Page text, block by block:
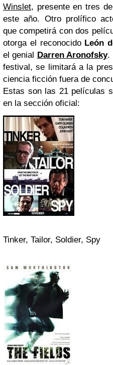
Winslet, presente en tres
este año. Otro prolífico
que competirá con dos
otorga el reconocido León
el genial Darren Aronofsky.
festival, se limitará a la
ciencia ficción fuera de
Estas son las 21 películas
en la sección oficial:
Tinker, Tailor, Soldier, Spy